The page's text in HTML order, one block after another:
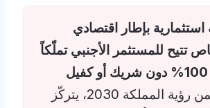
بإطار اقتصادي
تتيح للمستثمر الأجنبي تملّكاً
كاملاً بنسبة 100% دون شريك أو كفيل
ضمن رؤية المملكة 2030، يتركّز